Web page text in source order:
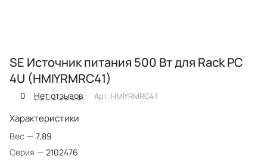
SE Источник питания 500 Вт для Rack PC
4U (HMIYRMRC41)
0 Нет отзывов Арт. HMIYRMRC41
Характеристики
Вес — 7,89
Серия — 2102476